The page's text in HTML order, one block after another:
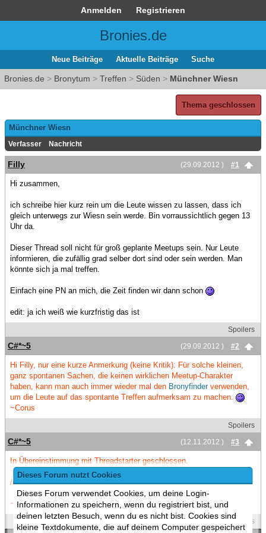
Anmelden Registrieren
Bronies.de
Neue Beiträge Aktuelle Beiträge Suche
Bronies.de > Bronytum > Treffen > Süden > Münchner Wiesn
Dieses Forum nutzt Cookies
Dieses Forum verwendet Cookies, um deine Login-
Informationen zu speichern, wenn du registriert bist, und
deinen letzten Besuch, wenn du es nicht bist. Cookies sind
kleine Textdokumente, die auf deinem Computer gespeichert
Thema geschlossen
Münchner Wiesn
Verfasser Nachricht
(29.09.2012 ) #1
Filly
Hi zusammen,
ich schreibe hier kurz rein um die Leute wissen zu lassen, dass ich
gleich unterwegs zur Wiesn sein werde. Bin vorraussichtlich gegen 13
Uhr da.
Dieser Thread soll nicht für groß geplante Meetups sein. Nur Leute
informieren, die zufällig grad selber dort sind oder sein werden. Man
könnte sich ja mal treffen.
Einfach eine PN an mich, die Zeit finden wir dann schon
edit: ja ich weiß wie kurzfristig das ist
Spoilers
(29.09.2012 )
#2
C#*~5
Hi Filly, nur eine kurze Anmerkung (keine Kritik): Für solche kleinen,
ganz spontanen Sachen, die keinen wirklichen Meetup-Charakter
haben, kann man auch immer wieder mal den Bronyfinderverwenden,
um die Leute auf das spontante Treffen aufmerksam zu machen.
~Corus
Spoilers
(12.11.2012 )
#3
C#*~5
In Übereinstimmung mit Threadstarter geschlossen.
/closed
~Corus
Spoilers